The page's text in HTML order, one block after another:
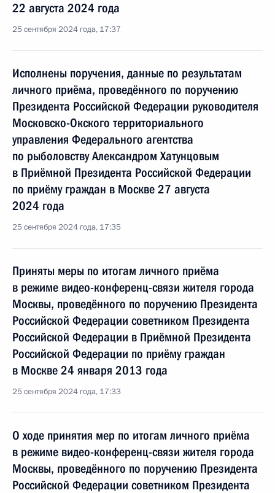
22 августа 2024 года
25 сентября 2024 года, 17:37
Исполнены поручения, данные по результатам
личного приёма, проведённого по поручению
Президента Российской Федерации руководителя
Московско-Окского территориального
управления Федерального агентства
по рыболовству Александром Хатунцовым
в Приёмной Президента Российской Федерации
по приёму граждан в Москве 27 августа
2024 года
25 сентября 2024 года, 17:35
Приняты меры по итогам личного приёма
в режиме видео-конференц-связи жителя города
Москвы, проведённого по поручению Президента
Российской Федерации советником Президента
Российской Федерации в Приёмной Президента
Российской Федерации по приёму граждан
в Москве 24 января 2013 года
25 сентября 2024 года, 17:33
О ходе принятия мер по итогам личного приёма
в режиме видео-конференц-связи жителя города
Москвы, проведённого по поручению Президента
Российской Федерации советником Президента